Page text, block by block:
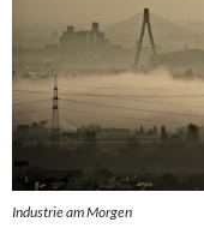
Industrie am Morgen